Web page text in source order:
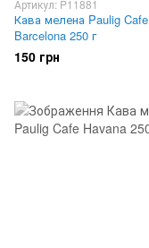
Артикул: P11881
Кава мелена Paulig Cafe
Barcelona 250 г
150 грн